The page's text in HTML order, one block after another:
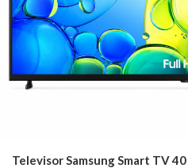
Televisor Samsung Smart TV 40